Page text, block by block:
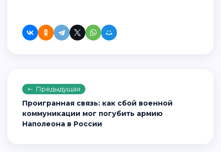
Предыдущая
Проигранная связь: как сбой военной
коммуникации мог погубить армию
Наполеона в России